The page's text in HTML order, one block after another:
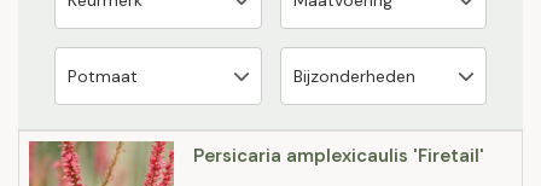
Persicaria amplexicaulis 'Firetail'